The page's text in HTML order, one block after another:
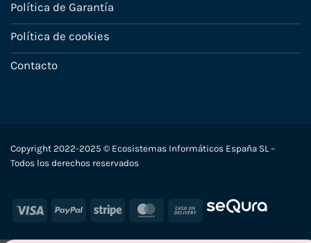
Política de Garantía
Política de cookies
Contacto
Copyright 2022-2025 © Ecosistemas Informáticos España SL –
Todos los derechos reservados
Visa PayPal Stripe MasterCard
Cash